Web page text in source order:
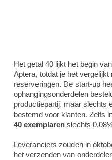
Het getal 40 lijkt het begin
Aptera, totdat je het vergelijkt
reserveringen. De start-up
ophangingsonderdelen
productiepartij, maar slechts
bestemd voor klanten. Zelfs
40 exemplaren slechts
Leveranciers zouden in
het verzenden van